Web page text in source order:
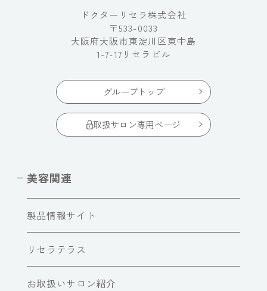
ドクターリセラ株式会社
〒533-0033
大阪府大阪市東淀川区東中島
1-7-17リセラビル
グループトップ
取扱サロン専用ページ
美容関連
製品情報サイト
リセラテラス
お取扱いサロン紹介